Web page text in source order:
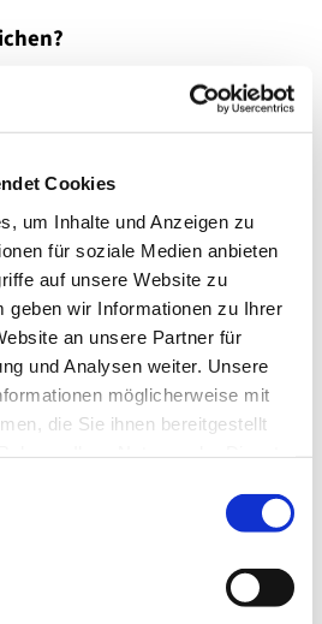
Cookies
um Inhalte und Anzeigen zu
für soziale Medien anbieten
auf unsere Website zu
geben wir Informationen zu Ihrer
an unsere Partner für
und Analysen weiter. Unsere
möglicherweise mit
die Sie ihnen bereitgestellt
möchten Entscheidungswege
intensivieren und Raum für
Wir erproben eine neue Struktur,
ermöglicht. Das heißt, wir
und in sogenannte
die enger miteinander vernetzt
Statt starrer Ausschüsse
die sich selbst
wir neue, flexible